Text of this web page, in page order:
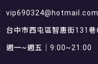
vip690324@hotmail.com
台中市西屯區智惠街131
週一~週五｜9:00~21:00